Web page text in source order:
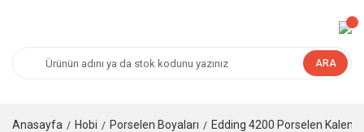
ARA
Anasayfa Hobi Porselen Boyaları Edding 4200 Porselen Kalemi